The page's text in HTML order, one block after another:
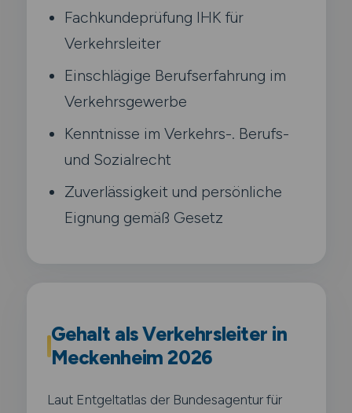
Fachkundeprüfung IHK für
Verkehrsleiter
Einschlägige Berufserfahrung im
Verkehrsgewerbe
Kenntnisse im Verkehrs-. Berufs-
und Sozialrecht
Zuverlässigkeit und persönliche
Eignung gemäß Gesetz
Gehalt als Verkehrsleiter in
Meckenheim 2026
Laut Entgeltatlas der Bundesagentur für